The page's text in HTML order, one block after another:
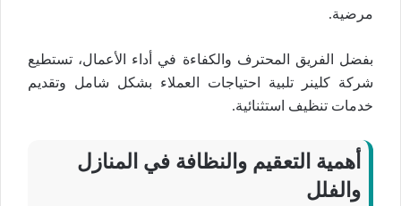
مرضية.
بفضل الفريق المحترف والكفاءة في أداء الأعمال، تستطيع
شركة كلينر تلبية احتياجات العملاء بشكل شامل وتقديم
خدمات تنظيف استثنائية.
أهمية التعقيم والنظافة في المنازل
والفلل